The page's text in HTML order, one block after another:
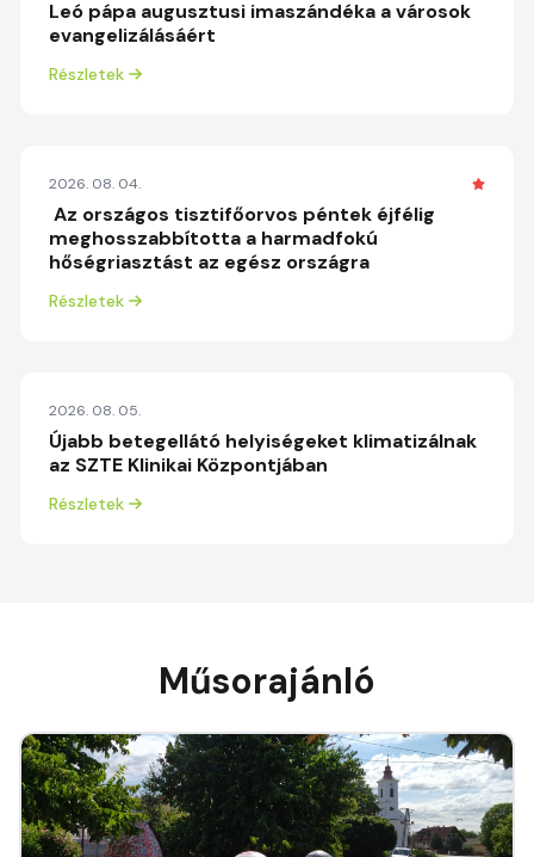
Leó pápa augusztusi imaszándéka a városok
evangelizálásáért
Részletek
2026. 08. 04.
Az országos tisztifőorvos péntek éjfélig
meghosszabbította a harmadfokú
hőségriasztást az egész országra
Részletek
2026. 08. 05.
Újabb betegellátó helyiségeket klimatizálnak
az SZTE Klinikai Központjában
Részletek
Műsorajánló